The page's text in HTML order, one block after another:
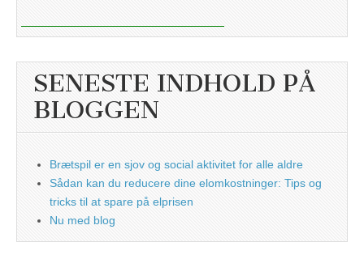
SENESTE INDHOLD PÅ
BLOGGEN
Brætspil er en sjov og social aktivitet for alle aldre
Sådan kan du reducere dine elomkostninger: Tips og
tricks til at spare på elprisen
Nu med blog